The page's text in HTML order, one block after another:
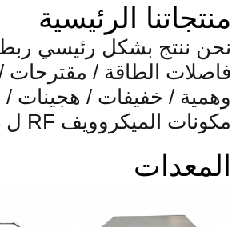
منتجاتنا الرئيسية
فاصلات الطاقة /
وهمية / خفيفات / هجينات
مكونات الميكروويف RF ل IBS / DAS
المعدات